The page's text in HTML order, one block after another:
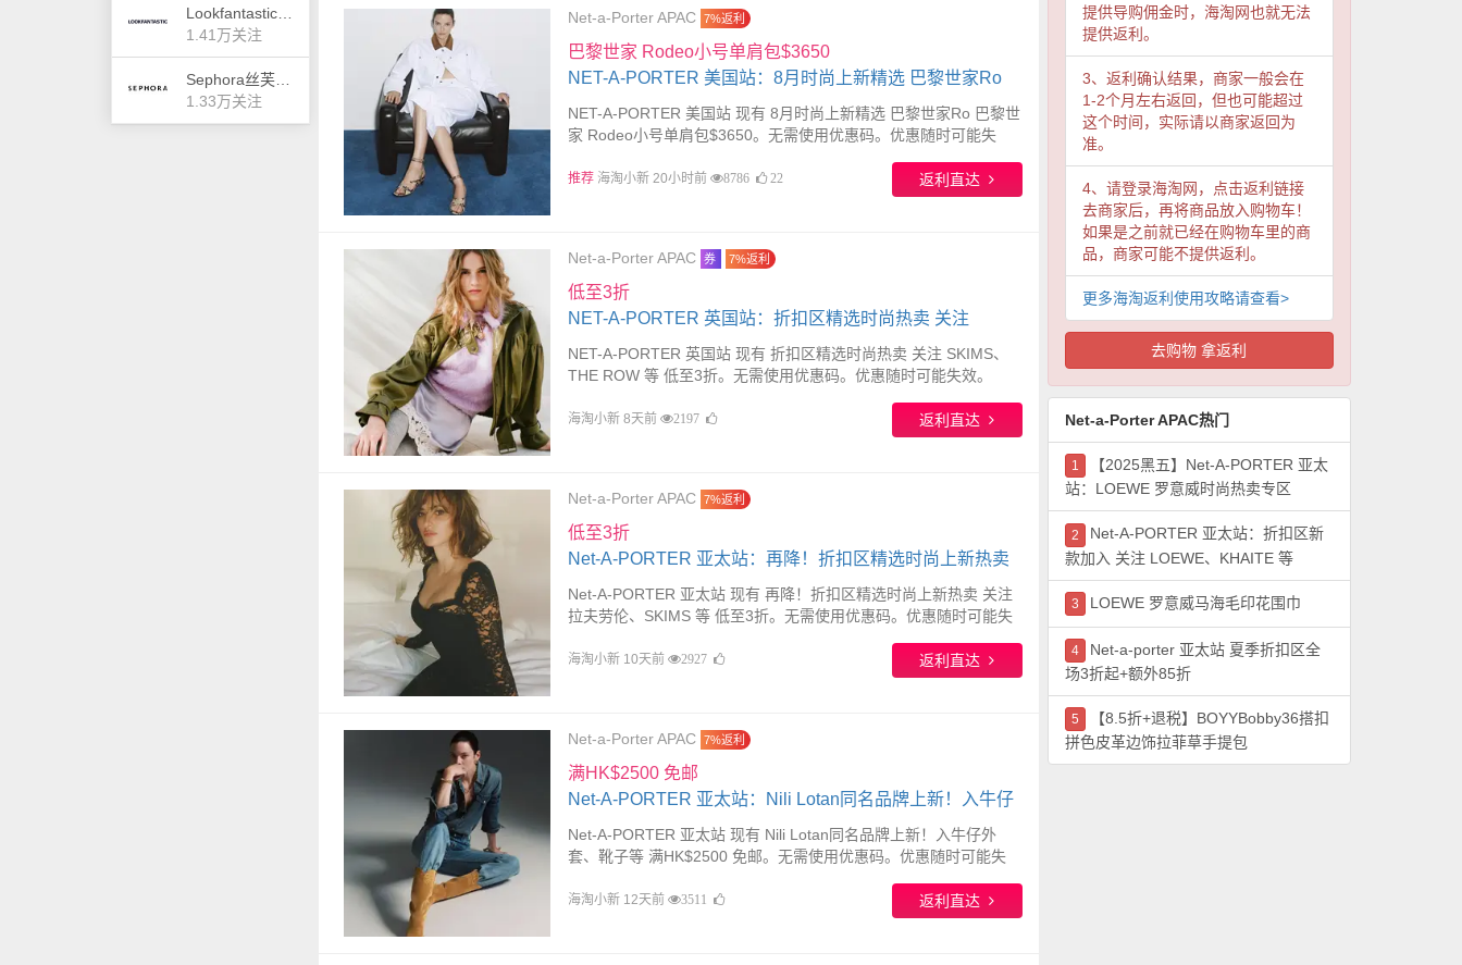
1.41万关注
1.33万关注
Net-a-Porter APAC 7%返利
巴黎世家 Rodeo小号单肩包$3650
NET-A-PORTER 美国站：8月时尚上新精选 巴黎世家Ro
NET-A-PORTER 美国站 现有 8月时尚上新精选 巴黎世家Ro 巴黎世
家 Rodeo小号单肩包$3650。无需使用优惠码。优惠随时可能失
推荐海淘小新 20小时前 8786 22 返利直达
Net-a-Porter APAC 券 7%返利
低至3折
NET-A-PORTER 英国站：折扣区精选时尚热卖 关注
SKIMS、THE ROW 等
NET-A-PORTER 英国站 现有 折扣区精选时尚热卖 关注 SKIMS、
THE ROW 等 低至3折。无需使用优惠码。优惠随时可能失效。
海淘小新 8天前 2197 返利直达
Net-a-Porter APAC 7%返利
低至3折
Net-A-PORTER 亚太站：再降！折扣区精选时尚上新热卖
关注拉夫劳伦、SKIMS 等
Net-A-PORTER 亚太站 现有 再降！折扣区精选时尚上新热卖 关注
拉夫劳伦、SKIMS 等 低至3折。无需使用优惠码。优惠随时可能失
海淘小新 10天前 2927 返利直达
Net-a-Porter APAC 7%返利
满HK$2500 免邮
Net-A-PORTER 亚太站：Nili Lotan同名品牌上新！入牛仔
外套、靴子等
Net-A-PORTER 亚太站 现有 Nili Lotan同名品牌上新！入牛仔外
套、靴子等 满HK$2500 免邮。无需使用优惠码。优惠随时可能失
海淘小新 12天前 3511 返利直达
提供导购佣金时，海淘网也就无法
提供返利。
3、返利确认结果，商家一般会在
1-2个月左右返回，但也可能超过
这个时间，实际请以商家返回为
准。
4、请登录海淘网，点击返利链接
去商家后，再将商品放入购物车！
如果是之前就已经在购物车里的商
品，商家可能不提供返利。
更多海淘返利使用攻略请查看>
去购物 拿返利
Net-a-Porter APAC热门
1
【2025黑五】Net-A-PORTER 亚太
站：LOEWE 罗意威时尚热卖专区
2
Net-A-PORTER 亚太站：折扣区新
款加入 关注 LOEWE、KHAITE 等
3 LOEWE 罗意威马海毛印花围巾
4
Net-a-porter 亚太站 夏季折扣区全
场3折起+额外85折
5
【8.5折+退税】BOYYBobby36搭扣
拼色皮革边饰拉菲草手提包